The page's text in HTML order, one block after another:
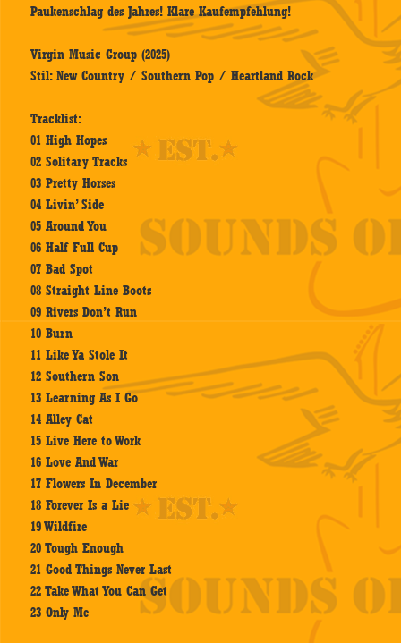
Paukenschlag des Jahres! Klare Kaufempfehlung!
Virgin Music Group (2025)
Stil: New Country / Southern Pop / Heartland Rock
Tracklist:
01 High Hopes
02 Solitary Tracks
03 Pretty Horses
04 Livin’ Side
05 Around You
06 Half Full Cup
07 Bad Spot
08 Straight Line Boots
09 Rivers Don’t Run
10 Burn
11 Like Ya Stole It
12 Southern Son
13 Learning As I Go
14 Alley Cat
15 Live Here to Work
16 Love And War
17 Flowers In December
18 Forever Is a Lie
19 Wildfire
20 Tough Enough
21 Good Things Never Last
22 Take What You Can Get
23 Only Me